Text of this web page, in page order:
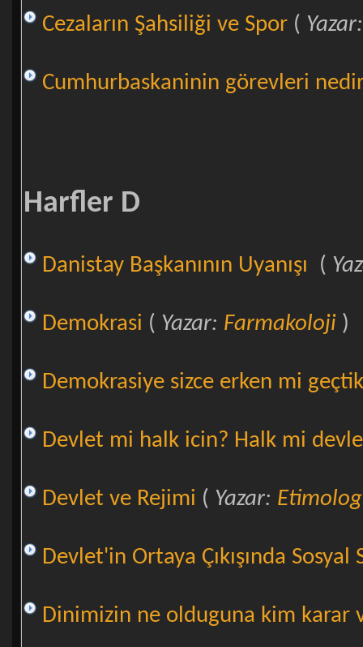
Cezaların Şahsiliği ve Spor(
Cumhurbaskaninin görevleri
Harfler D
Danistay Başkanının Uyanışı (
Demokrasi ( Yazar: Farmakoloji)
Demokrasiye sizce erken mi
Devlet mi halk icin? Halk mi
Devlet ve Rejimi ( Yazar: Etimolog
Devlet'in Ortaya Çıkışında Sosyal
Dinimizin ne olduguna kim karar